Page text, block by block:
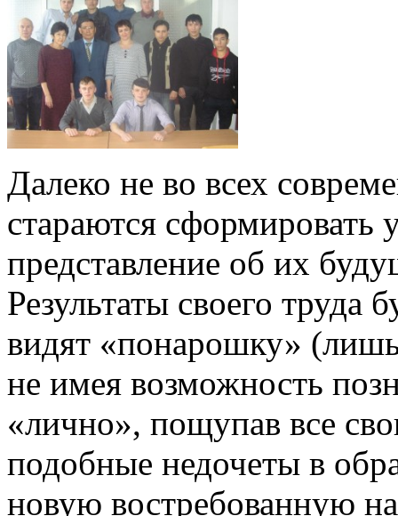
Далеко не во всех
стараются сформировать
представление об их
Результаты своего
видят «понарошку»
не имея возможность
«лично», пощупав все
подобные недочеты в
новую востребованную